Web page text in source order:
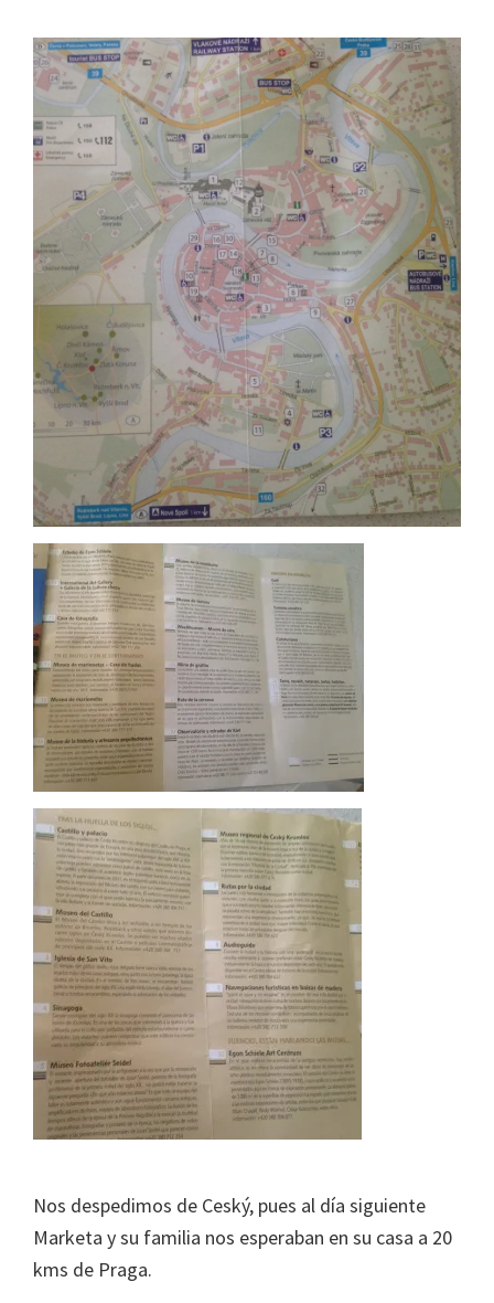
Nos despedimos de Ceský, pues al día siguiente
Marketa y su familia nos esperaban en su casa a 20
kms de Praga.